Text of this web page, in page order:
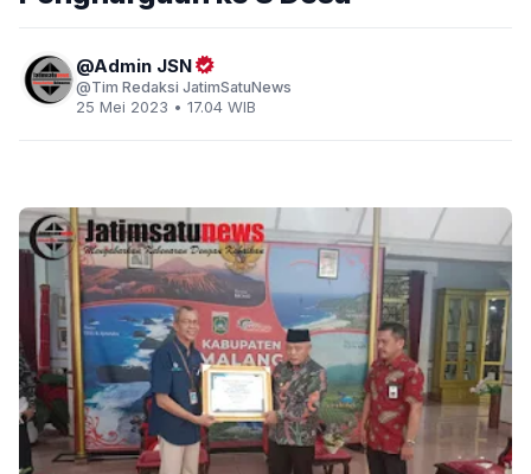
Admin JSN
Tim Redaksi JatimSatuNews
25 Mei 2023 • 17.04 WIB